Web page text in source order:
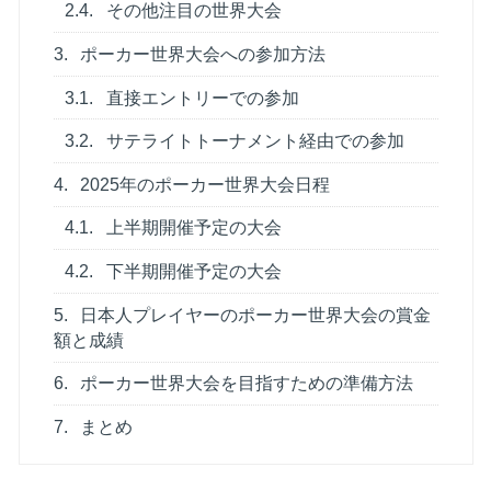
2.4. その他注目の世界大会
3. ポーカー世界大会への参加方法
3.1. 直接エントリーでの参加
3.2. サテライトトーナメント経由での参加
4. 2025年のポーカー世界大会日程
4.1. 上半期開催予定の大会
4.2. 下半期開催予定の大会
5.
日本人プレイヤーのポーカー世界大会の賞金
額と成績
6. ポーカー世界大会を目指すための準備方法
7. まとめ